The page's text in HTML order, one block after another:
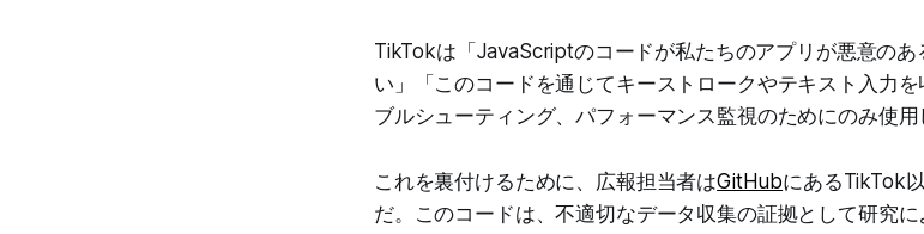
TikTokは「JavaScriptのコードが私たちのアプリが悪意の
い」「このコードを通じてキーストロークやテキスト入力
ブルシューティング、パフォーマンス監視のためにのみ使用
これを裏付けるために、広報担当者はGitHubにあるTikTok
だ。このコードは、不適切なデータ収集の証拠として研究